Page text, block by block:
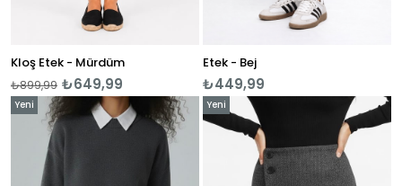
Kloş Etek - Mürdüm
₺649,99
₺899,99
Etek - Bej
₺449,99
Yeni
Yeni
Ürün